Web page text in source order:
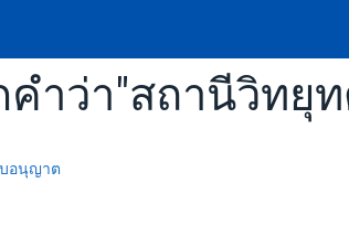
ำว่า"สถานีวิทยุ
บอนุญาต